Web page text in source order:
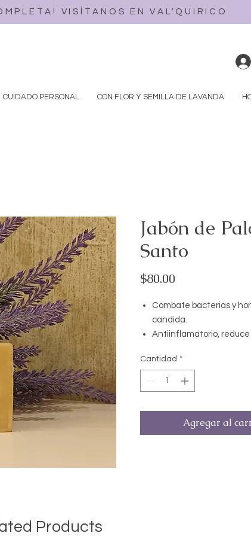
VISÍTANOS EN VAL'QUIRICO
CUIDADO PERSONAL CON FLOR Y SEMILLA DE LAVANDA
Jabón de
Santo
$80.00
Combate bacterias y
candida.
Antiinflamatorio, reduce
Ideal para baños
Limpieza energética
vibras, energías pesadas
Cantidad *
Agregar al
Products